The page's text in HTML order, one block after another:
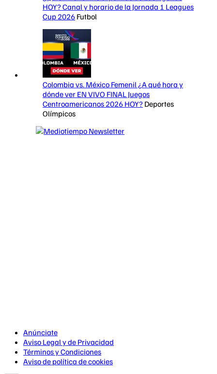
HOY? Canal y horario de la Jornada 1 Leagues
Cup 2026 Futbol
Colombia vs. México Femenil ¿A qué hora y
dónde ver EN VIVO FINAL Juegos
Centroamericanos 2026 HOY? Deportes
Olímpicos
Anúnciate
Aviso Legal y de Privacidad
Términos y Condiciones
Aviso de política de cookies